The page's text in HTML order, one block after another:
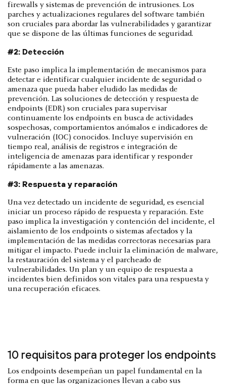
firewalls y sistemas de prevención de intrusiones. Los
parches y actualizaciones regulares del software también
son cruciales para abordar las vulnerabilidades y garantizar
que se dispone de las últimas funciones de seguridad.
#2: Detección
Este paso implica la implementación de mecanismos para
detectar e identificar cualquier incidente de seguridad o
amenaza que pueda haber eludido las medidas de
prevención. Las soluciones de detección y respuesta de
endpoints (EDR) son cruciales para supervisar
continuamente los endpoints en busca de actividades
sospechosas, comportamientos anómalos e indicadores de
vulneración (IOC) conocidos. Incluye supervisión en
tiempo real, análisis de registros e integración de
inteligencia de amenazas para identificar y responder
rápidamente a las amenazas.
#3: Respuesta y reparación
Una vez detectado un incidente de seguridad, es esencial
iniciar un proceso rápido de respuesta y reparación. Este
paso implica la investigación y contención del incidente, el
aislamiento de los endpoints o sistemas afectados y la
implementación de las medidas correctoras necesarias para
mitigar el impacto. Puede incluir la eliminación de malware,
la restauración del sistema y el parcheado de
vulnerabilidades. Un plan y un equipo de respuesta a
incidentes bien definidos son vitales para una respuesta y
una recuperación eficaces.
10 requisitos para proteger los endpoints
Los endpoints desempeñan un papel fundamental en la
forma en que las organizaciones llevan a cabo sus